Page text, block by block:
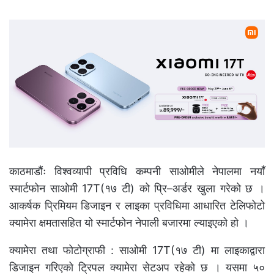
काठमाडौंः विश्वव्यापी प्रविधि कम्पनी साओमीले नेपालमा नयाँ
स्मार्टफोन साओमी 17T(१७ टी) को प्रि–अर्डर खुला गरेको छ ।
आकर्षक प्रिमियम डिजाइन र लाइका प्रविधिमा आधारित टेलिफोटो
क्यामेरा क्षमतासहित यो स्मार्टफोन नेपाली बजारमा ल्याइएको हो ।
क्यामेरा तथा फोटोग्राफी : साओमी 17T(१७ टी) मा लाइकाद्वारा
डिजाइन गरिएको ट्रिपल क्यामेरा सेटअप रहेको छ । यसमा ५०